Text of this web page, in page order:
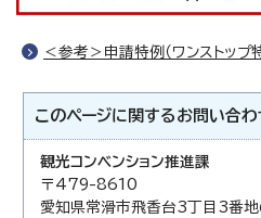
＜参考＞申請特例（ワンストップ
このページに関する お問い合わ
観光コンベンション推進課
〒479-8610
愛知県常滑市飛香台3丁目3番